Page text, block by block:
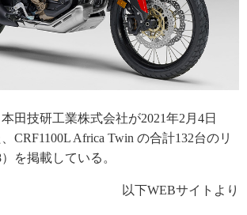
田技研工業株式会社が2021年2月4日
CRF1100L Africa Twin の合計132台のリ
を掲載している。
以下WEBサイトより